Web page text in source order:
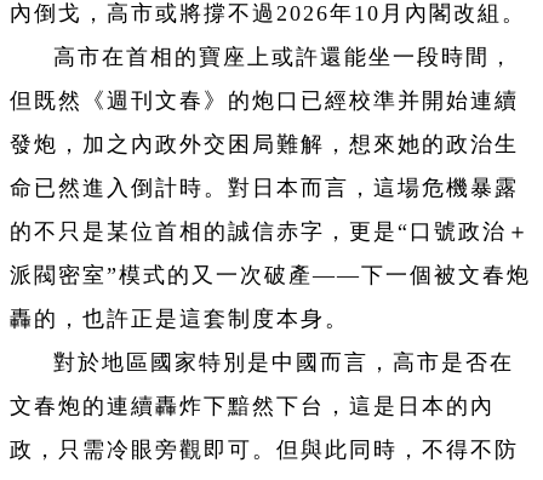
內倒戈，高市或將撐不過2026年10月內閣改組。
高市在首相的寶座上或許還能坐一段時間，
但既然《週刊文春》的炮口已經校準并開始連續
發炮，加之內政外交困局難解，想來她的政治生
命已然進入倒計時。對日本而言，這場危機暴露
的不只是某位首相的誠信赤字，更是“口號政治＋
派閥密室”模式的又一次破產——下一個被文春炮
轟的，也許正是這套制度本身。
對於地區國家特別是中國而言，高市是否在
文春炮的連續轟炸下黯然下台，這是日本的內
政，只需冷眼旁觀即可。但與此同時，不得不防